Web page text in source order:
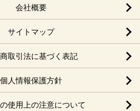
会社概要
サイトマップ
取引法に基づく表記
個人情報保護方針
使用上の注意について